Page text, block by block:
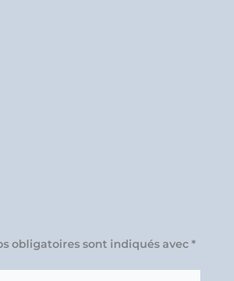
obligatoires sont indiqués avec *